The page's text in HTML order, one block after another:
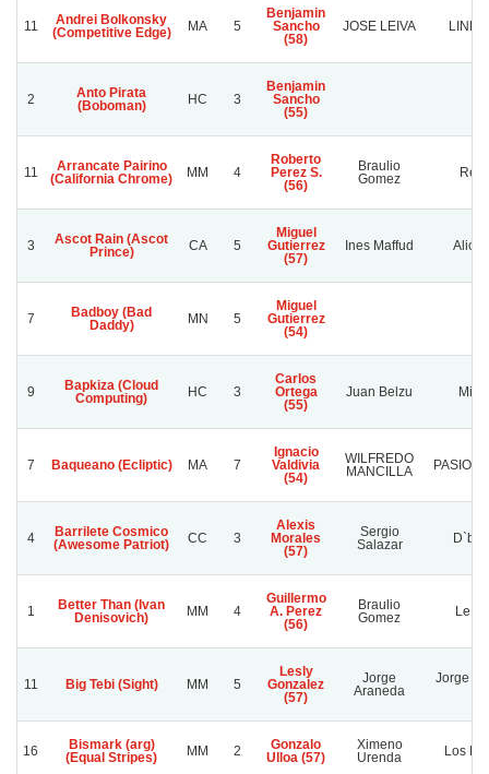
11
Andrei Bolkonsky
(Competitive Edge)
MA 5
Benjamin
Sancho
(58)
JOSE LEIVA
2
Anto Pirata
(Boboman)
HC 3
Benjamin
Sancho
(55)
11
Arrancate Pairino
(California Chrome)
MM 4
Roberto
Perez S.
(56)
Braulio
Gomez
3
Ascot Rain (Ascot
Prince)
CA 5
Miguel
Gutierrez
(57)
Ines Maffud
7
Badboy (Bad
Daddy)
MN 5
Miguel
Gutierrez
(54)
9
Bapkiza (Cloud
Computing)
HC 3
Carlos
Ortega
(55)
Juan Belzu
7 Baqueano (Ecliptic) MA 7
Ignacio
Valdivia
(54)
WILFREDO
MANCILLA
PASION
4
Barrilete Cosmico
(Awesome Patriot)
CC 3
Alexis
Morales
(57)
Sergio
Salazar
1
Better Than (Ivan
Denisovich)
MM 4
Guillermo
A. Perez
(56)
Braulio
Gomez
Le
11 Big Tebi (Sight) MM 5
Lesly
Gonzalez
(57)
Jorge
Araneda
Jorge
16
Bismark (arg)
(Equal Stripes)
MM 2
Gonzalo
Ulloa (57)
Ximeno
Urenda
Los